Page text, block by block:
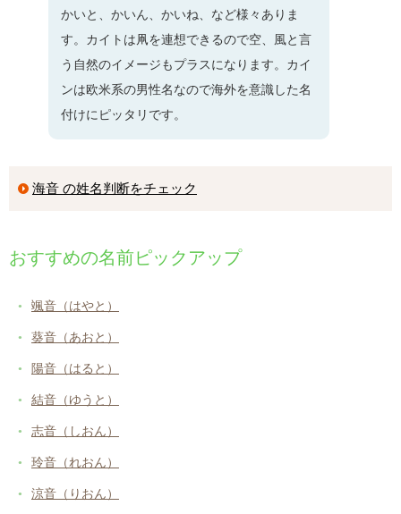
かいと、かいん、かいね、など様々ありま
す。カイトは凧を連想できるので空、風と言
う自然のイメージもプラスになります。カイ
ンは欧米系の男性名なので海外を意識した名
付けにピッタリです。
海音 の姓名判断をチェック
おすすめの名前ピックアップ
颯音（はやと）
葵音（あおと）
陽音（はると）
結音（ゆうと）
志音（しおん）
玲音（れおん）
涼音（りおん）